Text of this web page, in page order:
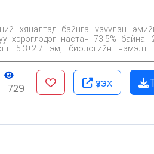
хяналтад байнга үзүүлэн
5.3±2.7 эм, биологийн нэмэлт
хэрэглээ 32.5%, төв
нөлөөлөх эмийн хэрэглээ 30.5%,
байна.
729 үзэх